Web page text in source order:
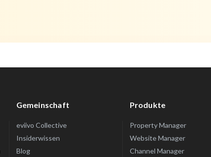
Gemeinschaft
eviivo Collective
Insiderwissen
Blog
Produkte
Property Manager
Website Manager
Channel Manager